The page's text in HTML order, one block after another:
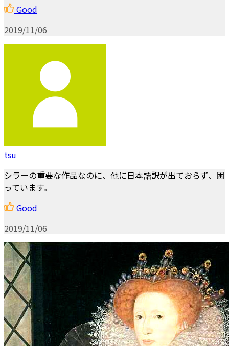
Good
2019/11/06
tsu
シラーの重要な作品なのに、他に日本語訳が出ておらず、困
っています。
Good
2019/11/06